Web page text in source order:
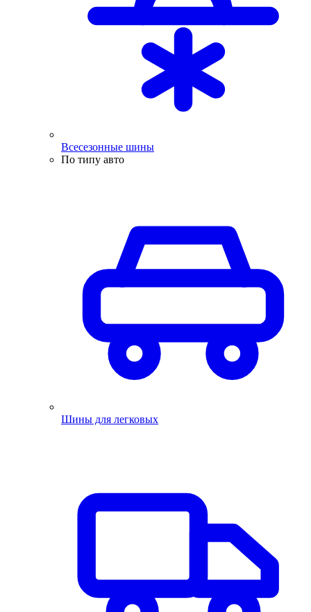
Всесезонные шины
По типу авто
Шины для легковых